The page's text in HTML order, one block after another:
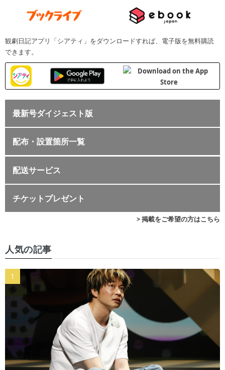
観劇日記アプリ「シアティ」をダウンロードすれば、電子版を無料購読
できます。
最新号ダイジェスト版
配布・設置箇所一覧
配送サービス
チケットプレゼント
> 掲載をご希望の方はこちら
人気の記事